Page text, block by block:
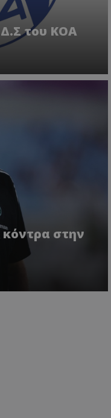
του ΚΟΑ
στην